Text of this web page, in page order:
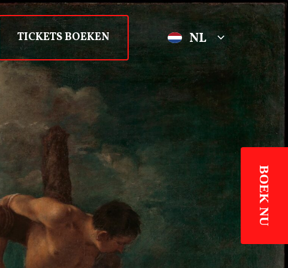
TICKETS BOEKEN NL
BOEK NU